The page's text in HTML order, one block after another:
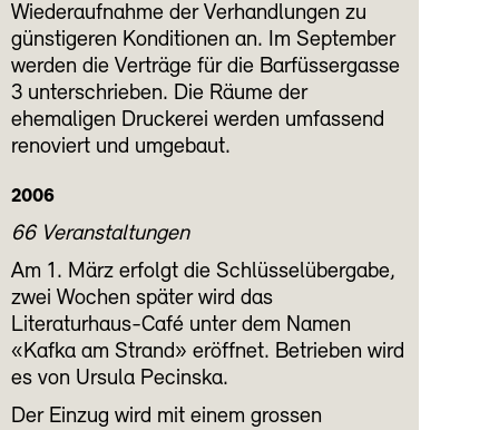
Wiederaufnahme der Verhandlungen zu
günstigeren Konditionen an. Im September
werden die Verträge für die Barfüssergasse
3 unterschrieben. Die Räume der
ehemaligen Druckerei werden umfassend
renoviert und umgebaut.
2006
66 Veranstaltungen
Am 1. März erfolgt die Schlüsselübergabe,
zwei Wochen später wird das
Literaturhaus-Café unter dem Namen
«Kafka am Strand» eröffnet. Betrieben wird
es von Ursula Pecinska.
Der Einzug wird mit einem grossen